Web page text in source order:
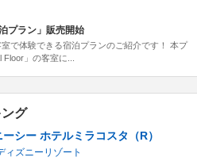
プラン」販売開始
で体験できる宿泊プランのご紹介です！ 本プ
」の客室に...
グ
シー ホテルミラコスタ（R）
ィズニーリゾート